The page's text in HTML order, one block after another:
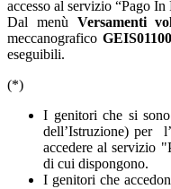
accesso al servizio “Pago
Dal menù Versamenti
meccanografico
eseguibili.
(*)
I genitori che si
dell’Istruzione) per
accedere al servizio
di cui dispongono.
I genitori che